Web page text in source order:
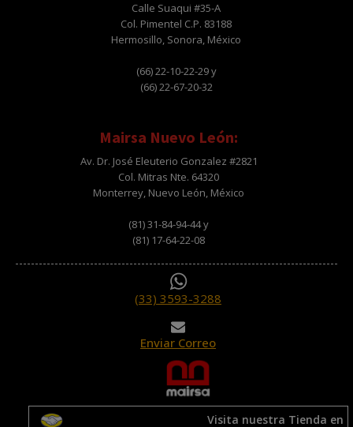
Calle Suaqui #35-A
Col. Pimentel C.P. 83188
Hermosillo, Sonora, México
(66) 22-10-22-29 y
(66) 22-67-20-32
Mairsa Nuevo León:
Av. Dr. José Eleuterio Gonzalez #2821
Col. Mitras Nte. 64320
Monterrey, Nuevo León, México
(81) 31-84-94-44 y
(81) 17-64-22-08
(33) 3593-3288
Enviar Correo
Visita nuestra Tienda en